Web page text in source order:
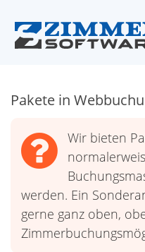
Pakete in
Wir bieten
werden. Ein
gerne ganz oben,